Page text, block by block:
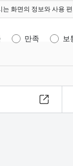
는 화면의 정보와 사용
만족 보